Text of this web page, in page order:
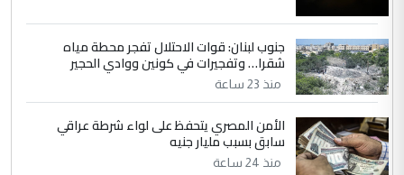
جنوب لبنان: قوات الاحتلال تفجر محطة مياه
شقرا… وتفجيرات في كونين ووادي الحجير
منذ 23 ساعة
الأمن المصري يتحفظ على لواء شرطة عراقي
سابق بسبب مليار جنيه
منذ 24 ساعة